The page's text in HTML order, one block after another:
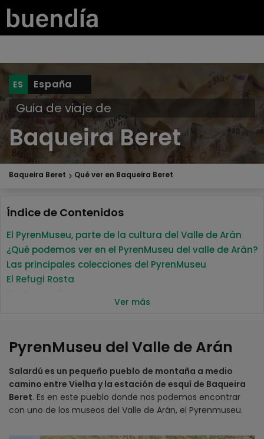
España
Guia de viaje de
Baqueira Beret
Baqueira Beret Qué ver en Baqueira Beret
Índice de Contenidos
El PyrenMuseu, parte de la cultura del Valle de Arán
¿Qué podemos ver en el PyrenMuseu del valle de Arán?
Las principales colecciones del PyrenMuseu
El Refugi Rosta
¿Dónde está el PyrenMuseu?
Precios
¿Cómo podemos llegar al PyrenMuseu de Salardú?
Bus
Coche
Ver más
PyrenMuseu del Valle de Arán
Salardú es un pequeño pueblo de montaña a medio
camino entre Vielha y la estación de esquí de Baqueira
Beret. Es en este pueblo donde nos podemos encontrar
con uno de los museos del Valle de Arán, el Pyrenmuseu.